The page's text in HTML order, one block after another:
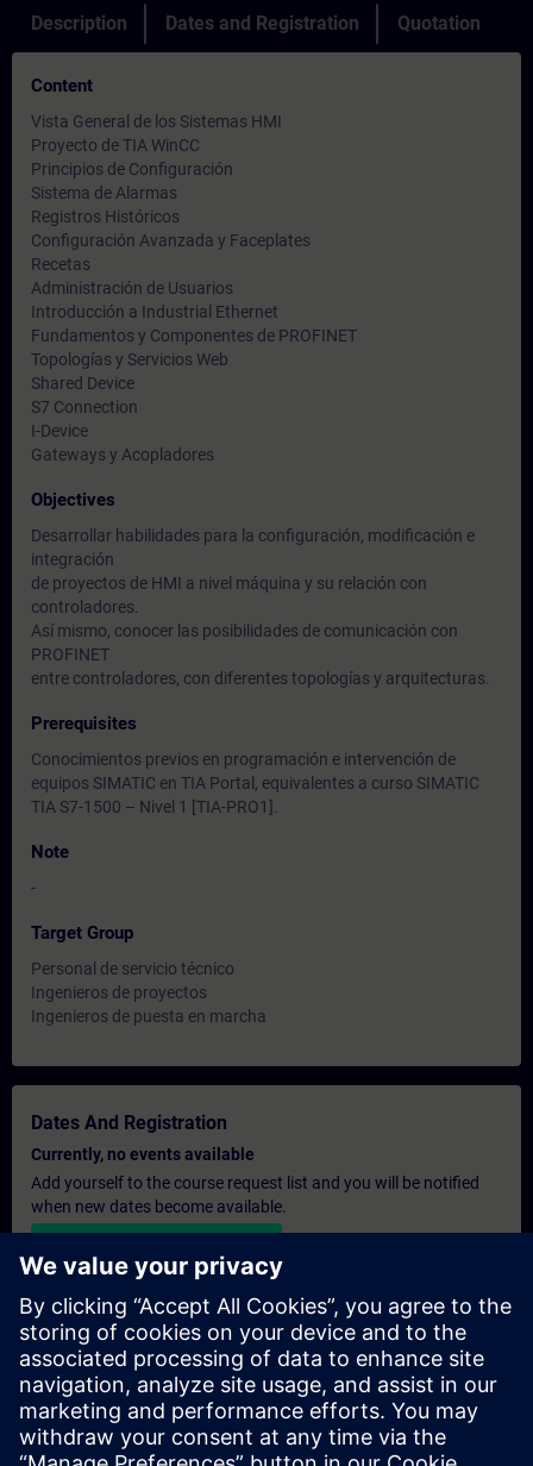
Description Dates and Registration Quotation
Content
Vista General de los Sistemas HMI
Proyecto de TIA WinCC
Principios de Configuración
Sistema de Alarmas
Registros Históricos
Configuración Avanzada y Faceplates
Recetas
Administración de Usuarios
Introducción a Industrial Ethernet
Fundamentos y Componentes de PROFINET
Topologías y Servicios Web
Shared Device
S7 Connection
I-Device
Gateways y Acopladores
Objectives
Desarrollar habilidades para la configuración, modificación e
integración
de proyectos de HMI a nivel máquina y su relación con
controladores.
Así mismo, conocer las posibilidades de comunicación con
PROFINET
entre controladores, con diferentes topologías y arquitecturas.
Prerequisites
Conocimientos previos en programación e intervención de
equipos SIMATIC en TIA Portal, equivalentes a curso SIMATIC
TIA S7-1500 – Nivel 1 [TIA-PRO1].
Note
-
Target Group
Personal de servicio técnico
Ingenieros de proyectos
Ingenieros de puesta en marcha
Dates And Registration
Currently, no events available
Add yourself to the course request list and you will be notified
when new dates become available.
Personalised Quotation
If you require a standard list price quotation for this training, for
example for your purchasing department, then please click the
link below. You first need to provide some personal details and
after this a quotation will be emailed to you.